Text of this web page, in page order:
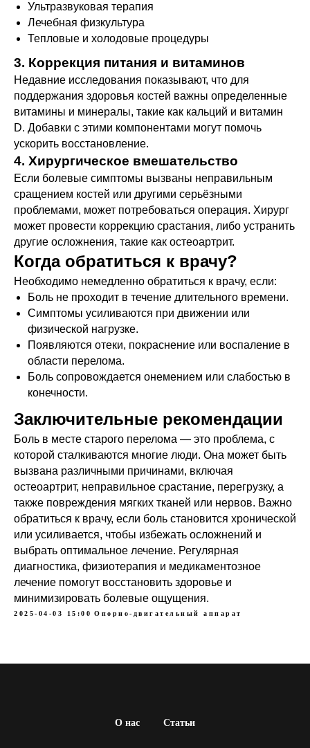
Ультразвуковая терапия
Лечебная физкультура
Тепловые и холодовые процедуры
3. Коррекция питания и витаминов
Недавние исследования показывают, что для
поддержания здоровья костей важны определенные
витамины и минералы, такие как кальций и витамин
D. Добавки с этими компонентами могут помочь
ускорить восстановление.
4. Хирургическое вмешательство
Если болевые симптомы вызваны неправильным
сращением костей или другими серьёзными
проблемами, может потребоваться операция. Хирург
может провести коррекцию срастания, либо устранить
другие осложнения, такие как остеоартрит.
Когда обратиться к врачу?
Необходимо немедленно обратиться к врачу, если:
Боль не проходит в течение длительного времени.
Симптомы усиливаются при движении или
физической нагрузке.
Появляются отеки, покраснение или воспаление в
области перелома.
Боль сопровождается онемением или слабостью в
конечности.
Заключительные рекомендации
Боль в месте старого перелома — это проблема, с
которой сталкиваются многие люди. Она может быть
вызвана различными причинами, включая
остеоартрит, неправильное срастание, перегрузку, а
также повреждения мягких тканей или нервов. Важно
обратиться к врачу, если боль становится хронической
или усиливается, чтобы избежать осложнений и
выбрать оптимальное лечение. Регулярная
диагностика, физиотерапия и медикаментозное
лечение помогут восстановить здоровье и
минимизировать болевые ощущения.
2025-04-03 15:00 Опорно-двигательный аппарат
О нас Статьи